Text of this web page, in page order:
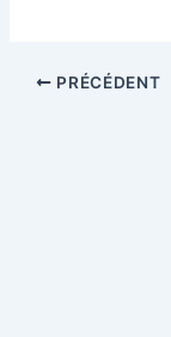
PRÉCÉDENT